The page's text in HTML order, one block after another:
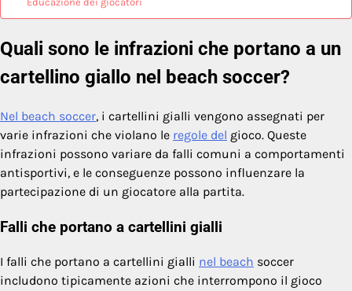
Quali sono le infrazioni che portano a un
cartellino giallo nel beach soccer?
Nel beach soccer, i cartellini gialli vengono assegnati per
varie infrazioni che violano le regole del gioco. Queste
infrazioni possono variare da falli comuni a comportamenti
antisportivi, e le conseguenze possono influenzare la
partecipazione di un giocatore alla partita.
Falli che portano a cartellini gialli
I falli che portano a cartellini gialli nel beach soccer
includono tipicamente azioni che interrompono il gioco